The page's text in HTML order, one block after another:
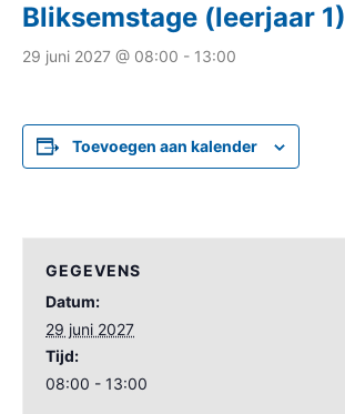
Bliksemstage (leerjaar 1)
29 juni 2027 @ 08:00 - 13:00
Toevoegen aan kalender
GEGEVENS
Datum:
29 juni 2027
Tijd:
08:00 - 13:00